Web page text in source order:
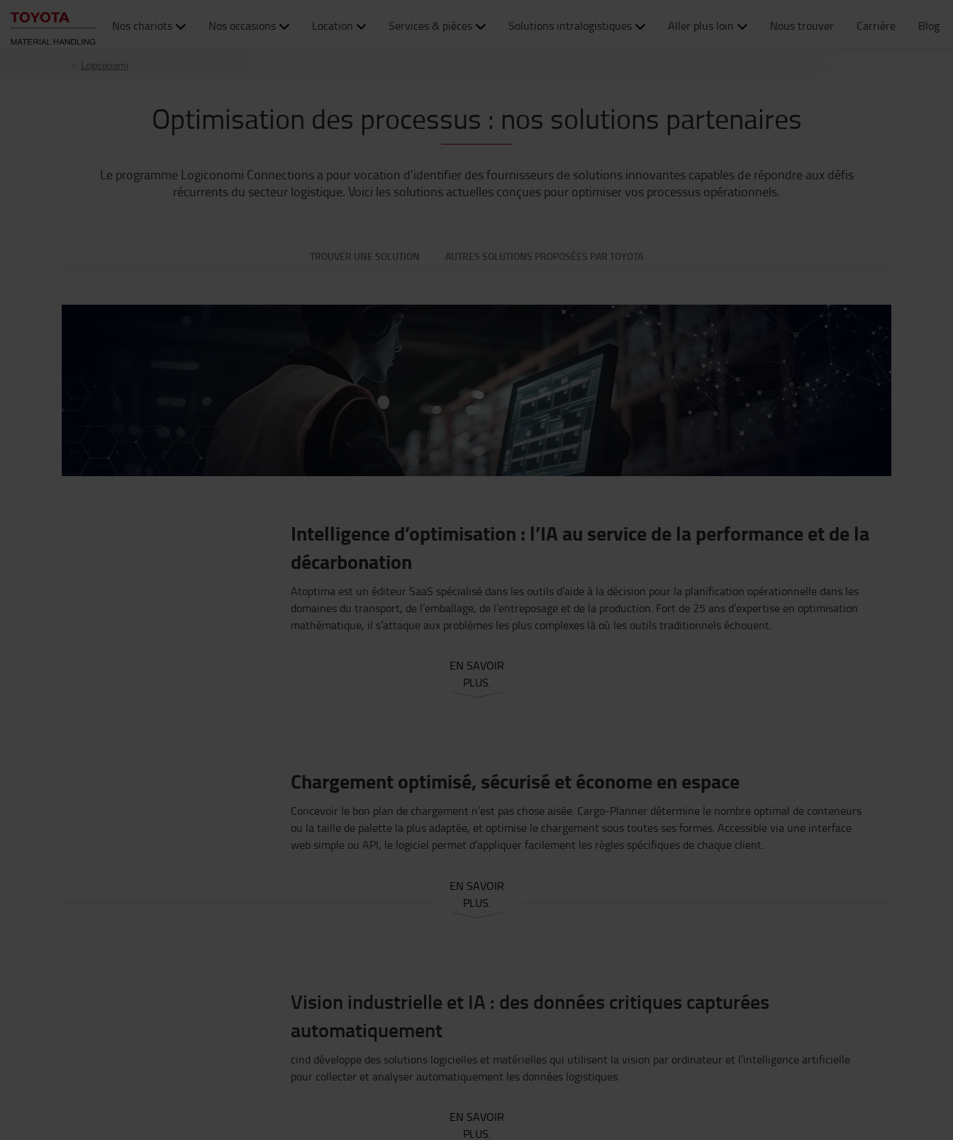
Nos chariots Nos occasions Location Services & pièces Solutions intralogistiques Aller plus loin Nous trouver Carrière Blog
Logiconomi
Optimisation des processus : nos solutions partenaires
Le programme Logiconomi Connections a pour vocation d’identifier des fournisseurs de solutions innovantes capables de répondre aux défis
récurrents du secteur logistique. Voici les solutions actuelles conçues pour optimiser vos processus opérationnels.
TROUVER UNE SOLUTION AUTRES SOLUTIONS PROPOSÉES PAR TOYOTA
Intelligence d’optimisation : l’IA au service de la performance et de la
décarbonation
Atoptima est un éditeur SaaS spécialisé dans les outils d’aide à la décision pour la planification opérationnelle dans les
domainesdu transport, de l’emballage, de l’entreposage et de la production. Fort de 25 ans d’expertise en optimisation
mathématique, il s’attaque aux problèmesles plus complexes là où les outils traditionnels échouent.
EN SAVOIR
PLUS.
Chargementoptimisé, sécurisé etéconome en espace
Concevoir le bon plan de chargement n’est pas chose aisée. Cargo-Planner détermine le nombre optimal de conteneurs
ou la taille de palette la plus adaptée, et optimise le chargement soustoutes ses formes. Accessible via une interface
web simple ou API, le logiciel permet d’appliquer facilement les règles spécifiquesde chaque client.
EN SAVOIR
PLUS.
Vision industrielle et IA : des données critiques capturées
automatiquement
cind développe des solutions logicielles et matérielles qui utilisent la vision par ordinateur et l’intelligence artificielle
pour collecter et analyser automatiquement les données logistiques.
EN SAVOIR
PLUS.